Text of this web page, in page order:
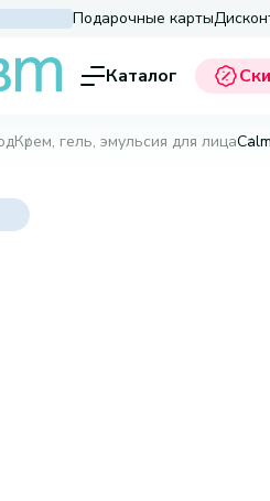
Подарочные карты
Каталог
Крем, гель, эмульсия для лица